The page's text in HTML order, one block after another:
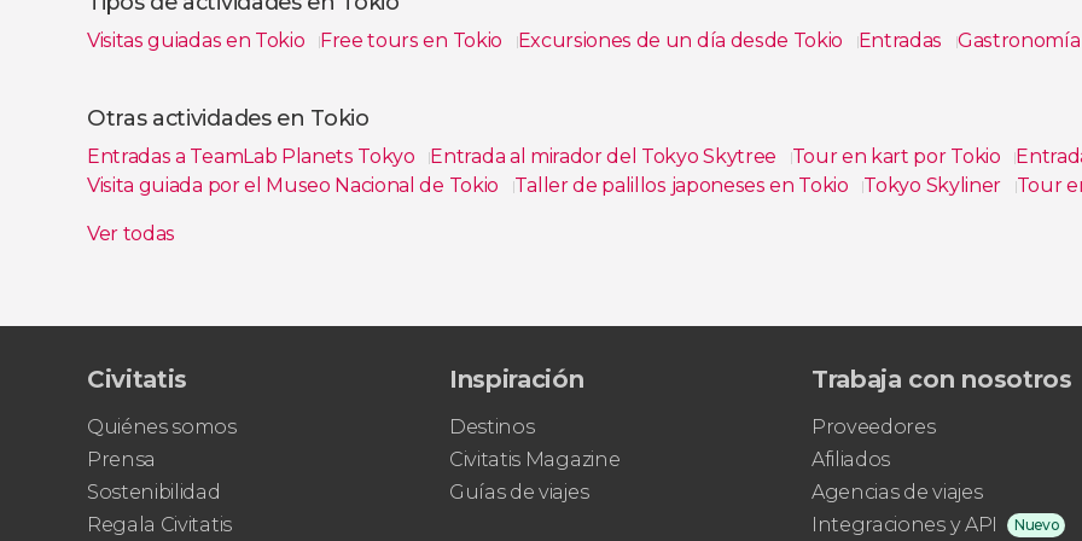
Visitas guiadas en Tokio Free tours en Tokio Excursiones de un día desde Tokio Entradas
Otras actividades en Tokio
Entradas a TeamLab Planets Tokyo Entrada al mirador del Tokyo Skytree Tour en kart por Tokio
Visita guiada por el Museo Nacional de Tokio
Taller de palillos japoneses en Tokio Tokyo Skyliner
Tour
Ver todas
Civitatis
Quiénes somos
Prensa
Sostenibilidad
Regala Civitatis
Inspiración
Destinos
Civitatis Magazine
Guías de viajes
Trabaja con nosotros
Proveedores
Afiliados
Agencias de viajes
Integraciones y API
Nuevo